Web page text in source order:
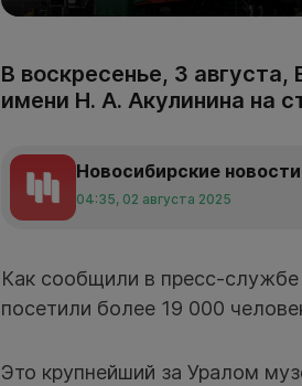
В воскресенье, 3
имени Н. А. Акулинина на
Новосибирские новости
04:35, 02 августа 2025
Как сообщили в пресс-
посетили более 19 000
Это крупнейший за Уралом